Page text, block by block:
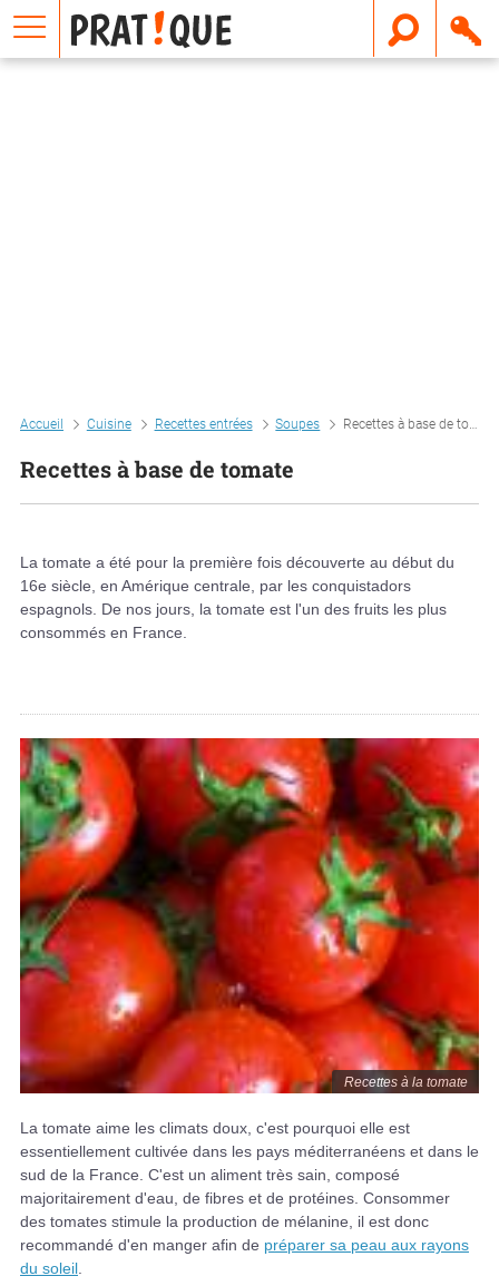
Accueil Cuisine Recettes entrées Soupes Recettes à base de tomate
Recettes à base de tomate
La tomate a été pour la première fois découverte au début du
16e siècle, en Amérique centrale, par les conquistadors
espagnols. De nos jours, la tomate est l'un des fruits les plus
consommés en France.
Recettes à la tomate
La tomate aime les climats doux, c'est pourquoi elle est
essentiellement cultivée dans les pays méditerranéens et dans le
sud de la France. C'est un aliment très sain, composé
majoritairement d'eau, de fibres et de protéines. Consommer
des tomates stimule la production de mélanine, il est donc
recommandé d'en manger afin de préparer sa peau aux rayons
du soleil
E
m
a